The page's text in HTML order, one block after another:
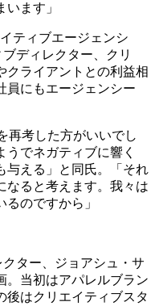
ます」
ティブエージェンシ
ディレクター、クリ
クライアントとの利益相
員にもエージェンシー
再考した方がいいでし
うでネガティブに響く
与える」と同氏。「それ
なると考えます。我々は
のですから」
ター、ジョアシュ・サ
。当初はアパレルブラン
後はクリエイティブスタ